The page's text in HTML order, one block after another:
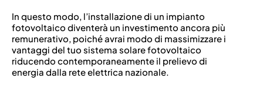
In questo modo, l’installazione di un impianto
fotovoltaico diventerà un investimento ancora più
remunerativo, poiché avrai modo di massimizzare i
vantaggi del tuo sistema solare fotovoltaico
riducendo contemporaneamente il prelievo di
energia dalla rete elettrica nazionale.